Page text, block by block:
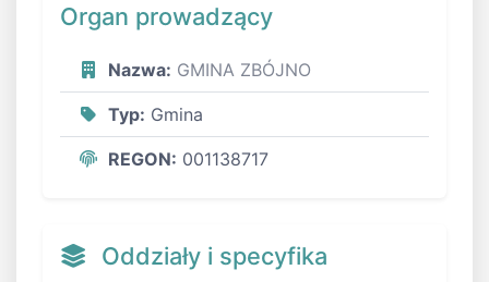
Organ prowadzący
Nazwa: GMINA ZBÓJNO
Typ: Gmina
REGON: 001138717
Oddziały i specyfika